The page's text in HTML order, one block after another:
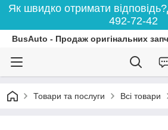
Як швидко отримати
492-72-42
BusAuto - Продаж оригінальних
Товари та послуги Всі товари